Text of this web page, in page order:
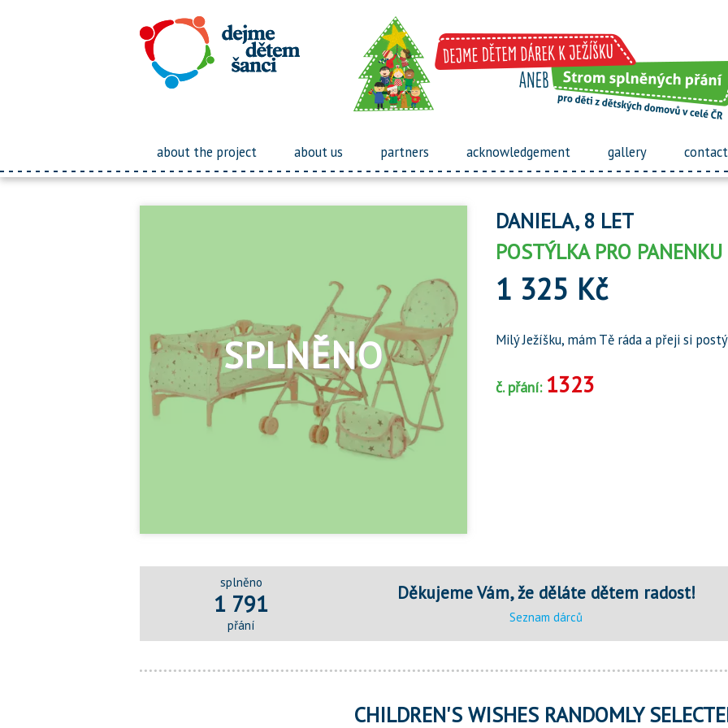
about the project about us partners acknowledgement gallery contact
DANIELA, 8 LET
POSTÝLKA PRO PANENKU
1 325 Kč
Milý Ježíšku, mám Tě ráda a přeji si
č. přání: 1323
splněno
1 791
přání
Děkujeme Vám, že děláte dětem radost!
Seznam dárců
CHILDREN'S WISHES RANDOMLY